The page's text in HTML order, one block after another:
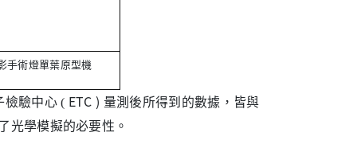
手術燈單葉原型機
檢驗中心( ETC ) 量測後所得到的數據，皆與
光學模擬的必要性。